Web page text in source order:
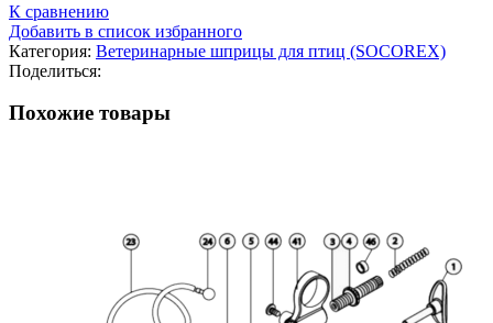
К сравнению
Добавить в список избранного
Категория: Ветеринарные шприцы для птиц (SOCOREX)
Поделиться:
Похожие товары